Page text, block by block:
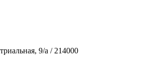
9/а / 214000